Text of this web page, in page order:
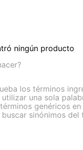
ningún producto
los términos
utilizar una sola
genéricos en
buscar sinónimos del